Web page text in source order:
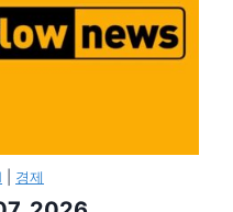
경제